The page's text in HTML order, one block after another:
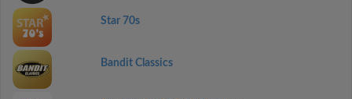
Star 70s
Bandit Classics